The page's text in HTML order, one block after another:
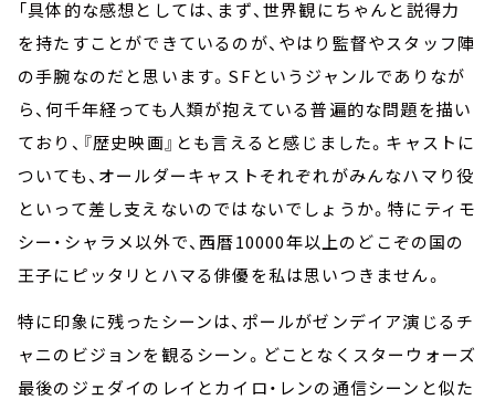
「具体的な感想としては、まず、世界観にちゃんと説得力
を持たすことができているのが、やはり監督やスタッフ陣
の手腕なのだと思います。SFというジャンルでありなが
ら、何千年経っても人類が抱えている普遍的な問題を描い
ており、『歴史映画』とも言えると感じました。キャストに
ついても、オールダーキャストそれぞれがみんなハマり役
といって差し支えないのではないでしょうか。特にティモ
シー・シャラメ以外で、西暦10000年以上のどこぞの国の
王子にピッタリとハマる俳優を私は思いつきません。
特に印象に残ったシーンは、ポールがゼンデイア演じるチ
ャニのビジョンを観るシーン。どことなくスターウォーズ
最後のジェダイのレイとカイロ・レンの通信シーンと似た